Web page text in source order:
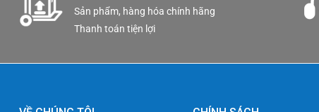
Sản phẩm, hàng hóa chính hãng
Thanh toán tiện lợi